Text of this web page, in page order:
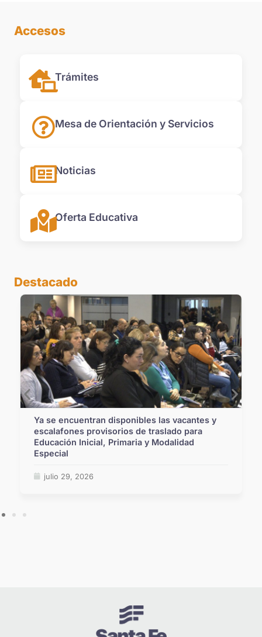
Accesos
Trámites
Mesa de Orientación y Servicios
Noticias
Oferta Educativa
Destacado
Ya se encuentran disponibles las vacantes y
escalafones provisorios de traslado para
Educación Inicial, Primaria y Modalidad
Especial
julio 29, 2026